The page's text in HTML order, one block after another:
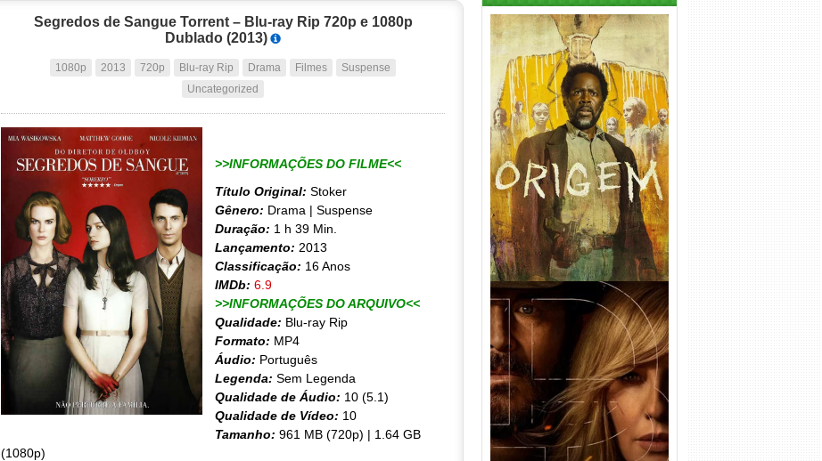
Segredos de Sangue Torrent – Blu-ray Rip 720p e 1080p
Dublado (2013)
1080p 2013 720p Blu-ray Rip Drama Filmes
Suspense
Uncategorized
>>INFORMAÇÕES DO FILME<<
Título Original: Stoker
Gênero: Drama | Suspense
Duração: 1 h 39 Min.
Lançamento: 2013
Classificação: 16 Anos
IMDb: 6.9
>>INFORMAÇÕES DO ARQUIVO<<
Qualidade: Blu-ray Rip
Formato: MP4
Áudio: Português
Legenda: Sem Legenda
Qualidade de Áudio: 10 (5.1)
Qualidade de Vídeo: 10
Tamanho: 961 MB (720p) | 1.64 GB
(1080p)
Origem 4ª Temporada Torrent
(2026) WEB-DL 1080p/4K
Dual Áudio
Rancho Dutton 1ª
Temporada Torrent (2026)
WEB-DL 1080p Dual Áudio